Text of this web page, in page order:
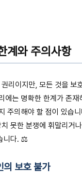
계와 주의사항
리이지만, 모든 것을 보
에는 명확한 한계가 존재
주의해야 할 점이 있습니
못한 분쟁에 휘말리거
니다. ⚖️
의 보호 불가